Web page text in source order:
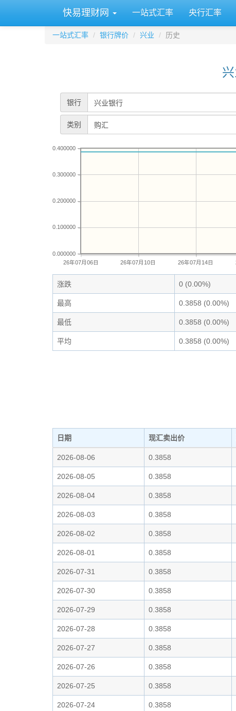
快易理财网 一站式汇率 央行汇率
一站式汇率 银行牌价 兴业 历史
银行
类别
26年07月06日 26年07月10日 26年07月14日
0.000000
0.100000
0.200000
0.300000
0.400000
涨跌 0 (0.00%)
最高 0.3858 (0.00%)
最低 0.3858 (0.00%)
平均 0.3858 (0.00%)
日期 现汇卖出价
2026-08-06 0.3858
2026-08-05 0.3858
2026-08-04 0.3858
2026-08-03 0.3858
2026-08-02 0.3858
2026-08-01 0.3858
2026-07-31 0.3858
2026-07-30 0.3858
2026-07-29 0.3858
2026-07-28 0.3858
2026-07-27 0.3858
2026-07-26 0.3858
2026-07-25 0.3858
2026-07-24 0.3858